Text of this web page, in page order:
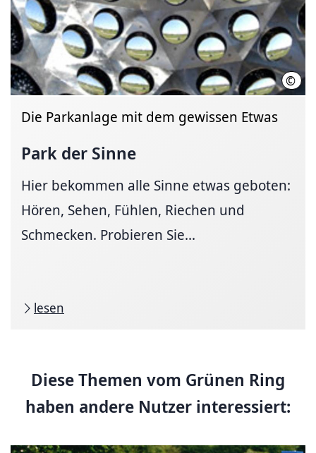
©
Die Parkanlage mit dem gewissen Etwas
Park der Sinne
Hier bekommen alle Sinne etwas geboten:
Hören, Sehen, Fühlen, Riechen und
Schmecken. Probieren Sie...
lesen
Diese Themen vom Grünen Ring
haben andere Nutzer interessiert: